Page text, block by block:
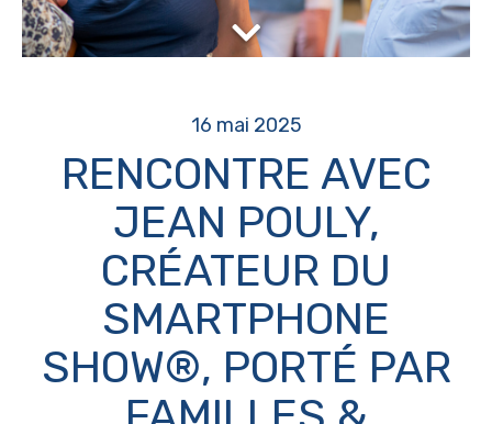
16 mai 2025
RENCONTRE AVEC
JEAN POULY,
CRÉATEUR DU
SMARTPHONE
SHOW®, PORTÉ PAR